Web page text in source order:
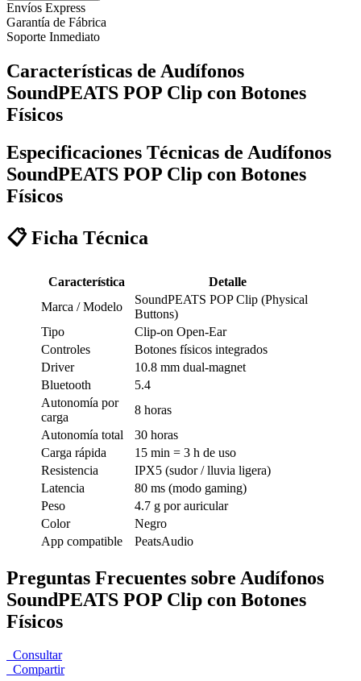
Envíos Express
Garantía de Fábrica
Soporte Inmediato
Características de Audífonos
SoundPEATS POP Clip con Botones
Físicos
Especificaciones Técnicas de Audífonos
SoundPEATS POP Clip con Botones
Físicos
📋Ficha Técnica
Característica
Detalle
Marca / Modelo
SoundPEATS POP Clip (Physical
Buttons)
Tipo
Clip-on Open-Ear
Controles
Botones físicos integrados
Driver
10.8 mm dual-magnet
Bluetooth
5.4
Autonomía por
carga
8 horas
Autonomía total
30 horas
Carga rápida
15 min = 3 h de uso
Resistencia
IPX5 (sudor / lluvia ligera)
Latencia
80 ms (modo gaming)
Peso
4.7 g por auricular
Color
Negro
App compatible
PeatsAudio
Preguntas Frecuentes sobre Audífonos
SoundPEATS POP Clip con Botones
Físicos
Consultar
Compartir